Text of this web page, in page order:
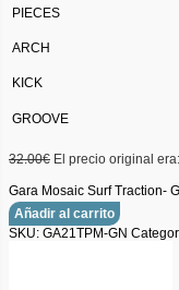
PIECES
ARCH
KICK
GROOVE
32.00€ El precio original
Gara Mosaic Surf Traction-
Añadir al carrito
SKU: GA21TPM-GN